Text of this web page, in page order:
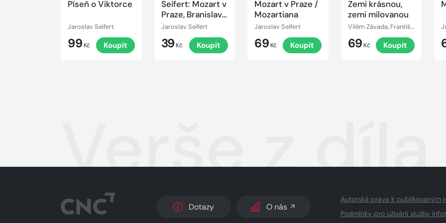
Píseň o Viktorce
Jaroslav Seifert
99 Kč Koupit
Seifert: Mozart v
Praze, Branislav:
Krásná láska
Jaroslav Seifert
39 Kč Koupit
Mozart v Praze /
Mozartiana
Jaroslav Seifert
69 Kč Koupit
Zemi krásnou,
zemi milovanou
Vilém Závada, František Hrubín, Jaroslav Vrchlický, Josef Václav Sládek, Jan Neruda, Jiří Wolker, Karel Hynek Mácha, František Halas, Jaroslav Seifert, Karel Jaromír Erben
69 Kč Koupit
Verše z
Dotazy O nás
Autorská práva k publikovaným
Podmínky pro užívání služby